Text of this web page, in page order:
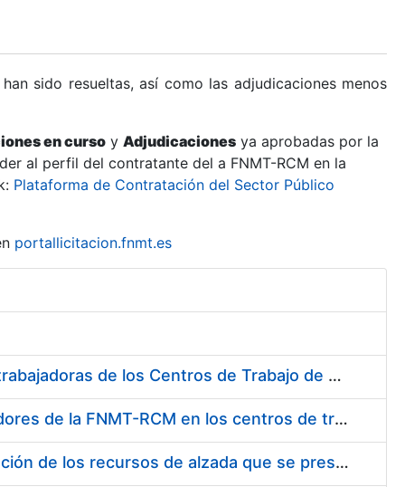
sido resueltas, así como las adjudicaciones menos
en curso y Adjudicaciones ya aprobadas por la
al perfil del contratante del a FNMT-RCM en la
Plataforma de Contratación del Sector Público
portallicitacion.fnmt.es
Suministro de Protectores Auditivos a medida para las personas trabajadoras de los Centros de Trabajo de Madrid y Burgos
Suministro de gafas graduadas antiproyecciones para los trabajadores de la FNMT-RCM en los centros de trabajo de Madrid y Burgos
Servicios de una empresa externa para el asesoramiento y resolución de los recursos de alzada que se presentan relacionados con procesos de selección para la FNMT-RCM